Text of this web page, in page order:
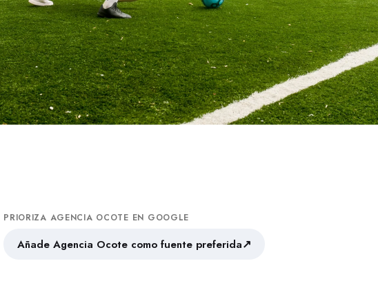
PRIORIZA AGENCIA OCOTE EN GOOGLE
Añade Agencia Ocote como fuente preferida↗